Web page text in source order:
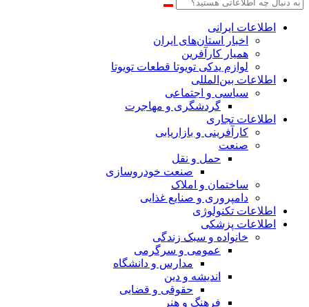
اطلاعات‌ ‎ایرانی
اخبار استان‌های ایران
همیار کارآفرین
لوازم یدکی تویوتا قطعات تویوتا
اطلاعات بین‌المللی
سیاسی و اجتماعی
گردشگری و مهاجرت
اطلاعات تجاری
کارآفرینی و بازاریابی
صنعت
حمل و نقل
صنعت خودروسازی
ساختمان و املاک
دامپروری و صنایع غذایی
اطلاعات تکنولوژی
اطلاعات پزشکی
خانواده و سبک زندگی
عمومی و سرگرمی
مدارس و دانشگاه
اندیشه و دین
حقوقی و قضایی
فرهنگ و هنر